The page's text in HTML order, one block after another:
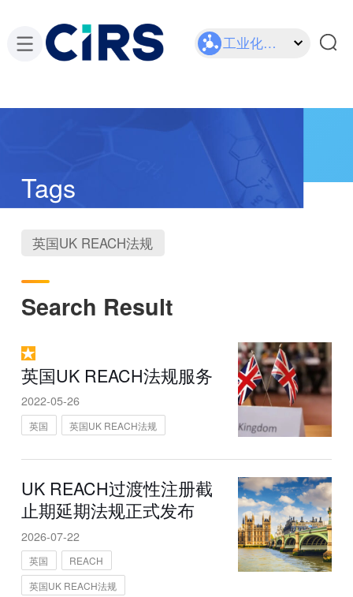
工业化学品
Tags
英国UK REACH法规
Search Result
英国UK REACH法规服务
2022-05-26
英国 英国UK REACH法规
UK REACH过渡性注册截
止期延期法规正式发布
2026-07-22
英国
REACH
英国UK REACH法规